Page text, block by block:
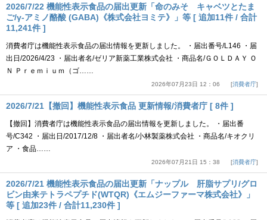
2026/7/22 機能性表示食品の届出更新「命のみそ キャベツとたま
ご/γ-アミノ酪酸 (GABA)《株式会社ヨミテ》」等 [ 追加11件 / 合計
11,241件 ]
消費者庁は機能性表示食品の届出情報を更新しました。 ・届出番号/L146 ・届
出日/2026/4/23 ・届出者名/ゼリア新薬工業株式会社 ・商品名/ＧＯＬＤＡＹ Ｏ
Ｎ Ｐｒｅｍｉｕｍ（ゴ……
2026年07月23日 12：06 消費者庁
2026/7/21【撤回】機能性表示食品 更新情報/消費者庁 [ 8件 ]
【撤回】消費者庁は機能性表示食品の届出情報を更新しました。 ・届出番
号/C342 ・届出日/2017/12/8 ・届出者名/小林製薬株式会社 ・商品名/キオクリ
ア ・食品……
2026年07月21日 15：38 消費者庁
2026/7/21 機能性表示食品の届出更新「ナップル 肝脂サプリ/グロ
ビン由来テトラペプチド(WTQR)《エムジーファーマ株式会社》」
等 [ 追加23件 / 合計11,230件 ]